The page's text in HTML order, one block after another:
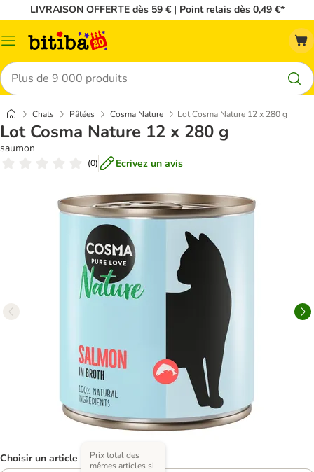
LIVRAISON OFFERTE dès 59 € | Point relais dès 0,49 €*
Menu
Rechercher
Chats Pâtées Cosma Nature Lot Cosma Nature 12 x 280 g
Lot Cosma Nature 12 x 280 g
saumon
(0) Ecrivez un avis
Choisir un article (12 variantes)
Prix total des
mêmes articles si